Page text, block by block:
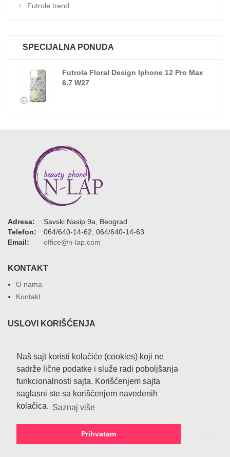
Naš sajt koristi kolačiće (cookies) koji ne
sadrže lične podatke i služe radi poboljšanja
funkcionalnosti sajta. Korišćenjem sajta
saglasni ste sa korišćenjem navedenih
kolačica. Saznaj više
Prihvatam
Futrole trend
SPECIJALNA PONUDA
Futrola Floral Design Iphone 12 Pro Max
6.7 W27
Adresa:
Savski Nasip 9a, Beograd
Telefon:
064/640-14-62, 064/640-14-63
Email:
office@n-lap.com
KONTAKT
O nama
Kontakt
USLOVI KORIŠĆENJA
Privatnost podataka
NAČIN ISPORUKE
Isporuka robe